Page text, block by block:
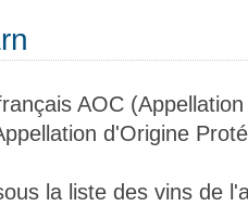
AOC
d'Origine
la liste des vins de